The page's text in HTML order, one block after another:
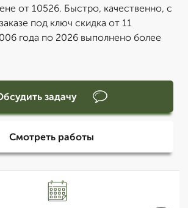
от 10526. Быстро, качественно, с
под ключ скидка от 11
года по 2026 выполнено более
задачу
Смотреть работы